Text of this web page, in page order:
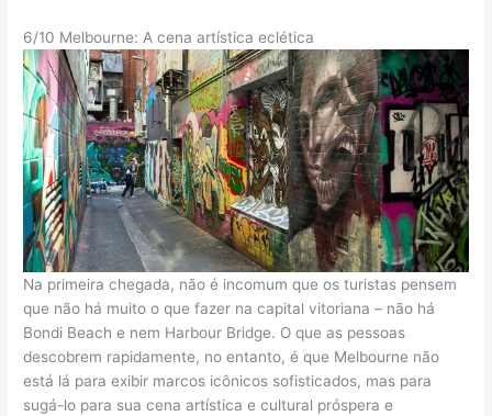
6/10 Melbourne: A cena artística eclética
Na primeira chegada, não é incomum que os turistas pensem
que não há muito o que fazer na capital vitoriana – não há
Bondi Beach e nem Harbour Bridge. O que as pessoas
descobrem rapidamente, no entanto, é que Melbourne não
está lá para exibir marcos icônicos sofisticados, mas para
sugá-lo para sua cena artística e cultural próspera e